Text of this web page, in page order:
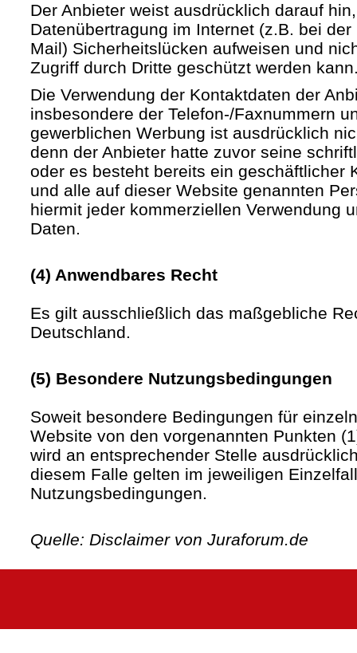
Der Anbieter weist ausdrücklich darauf
Datenübertragung im Internet (z.B. bei
Mail) Sicherheitslücken aufweisen und
Zugriff durch Dritte geschützt werden
Die Verwendung der Kontaktdaten der
insbesondere der Telefon-/Faxnummern
gewerblichen Werbung ist ausdrücklich
denn der Anbieter hatte zuvor seine
oder es besteht bereits ein geschäftlicher
und alle auf dieser Website genannten
hiermit jeder kommerziellen Verwendung
Daten.
(4) Anwendbares Recht
Es gilt ausschließlich das maßgebliche
Deutschland.
(5) Besondere Nutzungsbedingungen
Soweit besondere Bedingungen für
Website von den vorgenannten Punkten
wird an entsprechender Stelle
diesem Falle gelten im jeweiligen
Nutzungsbedingungen.
Quelle: Disclaimer von Juraforum.de